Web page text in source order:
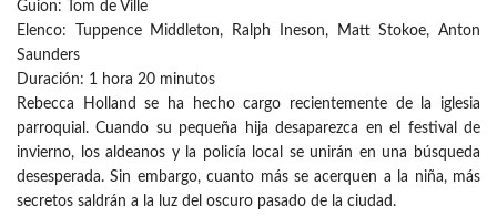
Guion: Tom de Ville
Elenco: Tuppence Middleton, Ralph Ineson, Matt Stokoe, Anton
Saunders
Duración: 1 hora 20 minutos
Rebecca Holland se ha hecho cargo recientemente de la iglesia
parroquial. Cuando su pequeña hija desaparezca en el festival de
invierno, los aldeanos y la policía local se unirán en una búsqueda
desesperada. Sin embargo, cuanto más se acerquen a la niña, más
secretos saldrán a la luz del oscuro pasado de la ciudad.